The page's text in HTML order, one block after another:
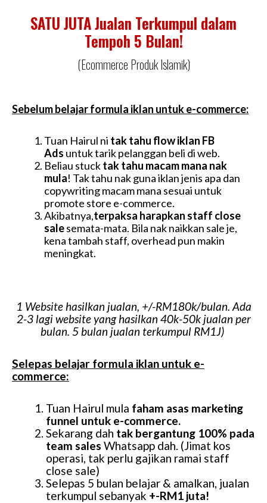
SATU JUTA Jualan Terkumpul dalam
Tempoh 5 Bulan!
(Ecommerce Produk Islamik)
Sebelum belajar formula iklan untuk e-commerce:
Tuan Hairul ni tak tahu flow iklan FB
Ads untuk tarik pelanggan beli di web.
Beliau stucktak tahu macam mana nak
mula! Tak tahu nak guna iklan jenis apa dan
copywriting macam mana sesuai untuk
promote store e-commerce.
Akibatnya,terpaksa harapkan staff close
salesemata-mata. Bila nak naikkan sale je,
kena tambah staff, overhead pun makin
meningkat.
1 Website hasilkan jualan, +/-RM180k/bulan. Ada
2-3 lagi website yang hasilkan 40k-50k jualan per
bulan. 5 bulan jualan terkumpul RM1J)
Selepas belajar formula iklan untuk e-
commerce:
Tuan Hairul mula faham asas marketing
funnel untuk e-commerce.
Sekarang dah tak bergantung 100% pada
team sales Whatsapp dah. (Jimat kos
operasi, tak perlu gajikan ramai staff
close sale)
Selepas 5 bulan belajar & amalkan, jualan
terkumpul sebanyak +-RM1 juta!